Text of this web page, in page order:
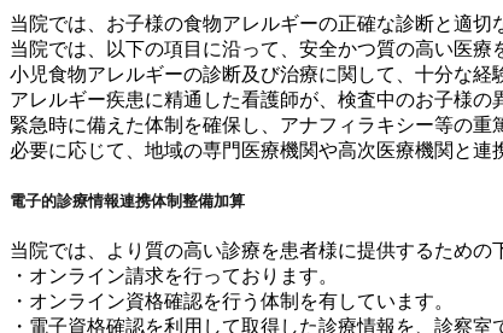
当院では、お子様の食物アレルギーの正確な診断と適
当院では、以下の項目に沿って、安全かつ質の高い医療
小児食物アレルギーの診断及び治療に関して、十分な経
アレルギー疾患に精通した看護師が、検査中のお子様の
緊急時に備えた体制を確保し、アナフィラキシー等の
必要に応じて、地域の専門医療機関や高次医療機関と
電子的診療情報連携体制整備加算
当院では、より質の高い診療を患者様に提供するための
・オンライン請求を行っております。
・オンライン資格確認を行う体制を有しています。
・電子資格確認を利用して取得した診療情報を、診察室